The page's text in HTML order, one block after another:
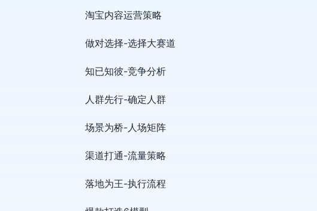
淘宝内容运营策略
做对选择-选择大赛道
知已知彼-竞争分析
人群先行-确定人群
场景为桥-人场矩阵
渠道打通-流量策略
落地为王-执行流程